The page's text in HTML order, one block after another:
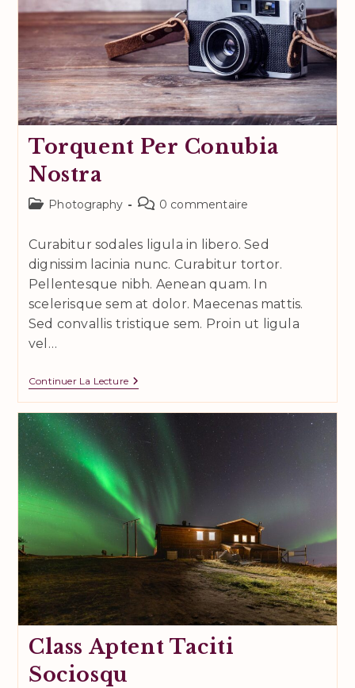
Torquent Per Conubia
Nostra
PostPhotography
Commentaires
publication :
0 commentaire
Curabitur sodales ligula in libero. Sed
dignissim lacinia nunc. Curabitur tortor.
Pellentesque nibh. Aenean quam. In
scelerisque sem at dolor. Maecenas mattis.
Sed convallis tristique sem. Proin ut ligula
vel…
Continuer La LectureTorquent
Conubia
Nostra
Class Aptent Taciti
Sociosqu